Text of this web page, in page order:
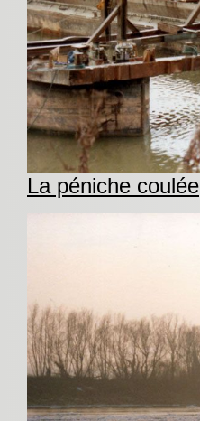
La péniche coulée